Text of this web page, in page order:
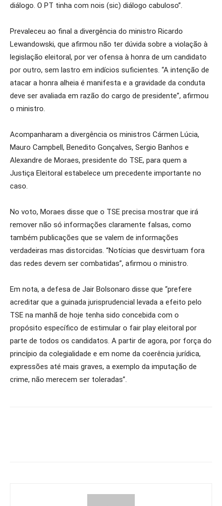
diálogo. O PT tinha com nois (sic) diálogo cabuloso”.
Prevaleceu ao final a divergência do ministro Ricardo
Lewandowski, que afirmou não ter dúvida sobre a violação à
legislação eleitoral, por ver ofensa à honra de um candidato
por outro, sem lastro em indícios suficientes. “A intenção de
atacar a honra alheia é manifesta e a gravidade da conduta
deve ser avaliada em razão do cargo de presidente”, afirmou
o ministro.
Acompanharam a divergência os ministros Cármen Lúcia,
Mauro Campbell, Benedito Gonçalves, Sergio Banhos e
Alexandre de Moraes, presidente do TSE, para quem a
Justiça Eleitoral estabelece um precedente importante no
caso.
No voto, Moraes disse que o TSE precisa mostrar que irá
remover não só informações claramente falsas, como
também publicações que se valem de informações
verdadeiras mas distorcidas. “Notícias que desvirtuam fora
das redes devem ser combatidas”, afirmou o ministro.
Em nota, a defesa de Jair Bolsonaro disse que “prefere
acreditar que a guinada jurisprudencial levada a efeito pelo
TSE na manhã de hoje tenha sido concebida com o
propósito específico de estimular o fair play eleitoral por
parte de todos os candidatos. A partir de agora, por força do
princípio da colegialidade e em nome da coerência jurídica,
expressões até mais graves, a exemplo da imputação de
crime, não merecem ser toleradas”.